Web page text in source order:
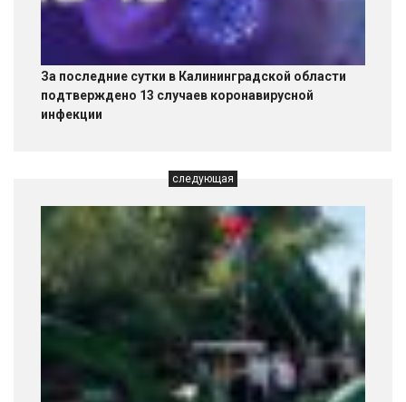
За последние сутки в Калининградской области
подтверждено 13 случаев коронавирусной
инфекции
следующая